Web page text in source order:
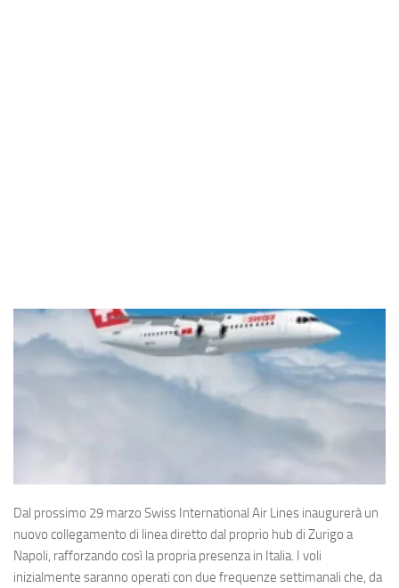
Incidenti
Dal prossimo 29 marzo Swiss International Air Lines inaugurerà un
nuovo collegamento di linea diretto dal proprio hub di Zurigo a
Napoli, rafforzando così la propria presenza in Italia. I voli
inizialmente saranno operati con due frequenze settimanali che, da